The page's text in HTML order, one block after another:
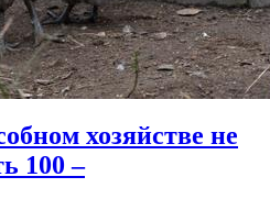
хозяйстве не
100 –